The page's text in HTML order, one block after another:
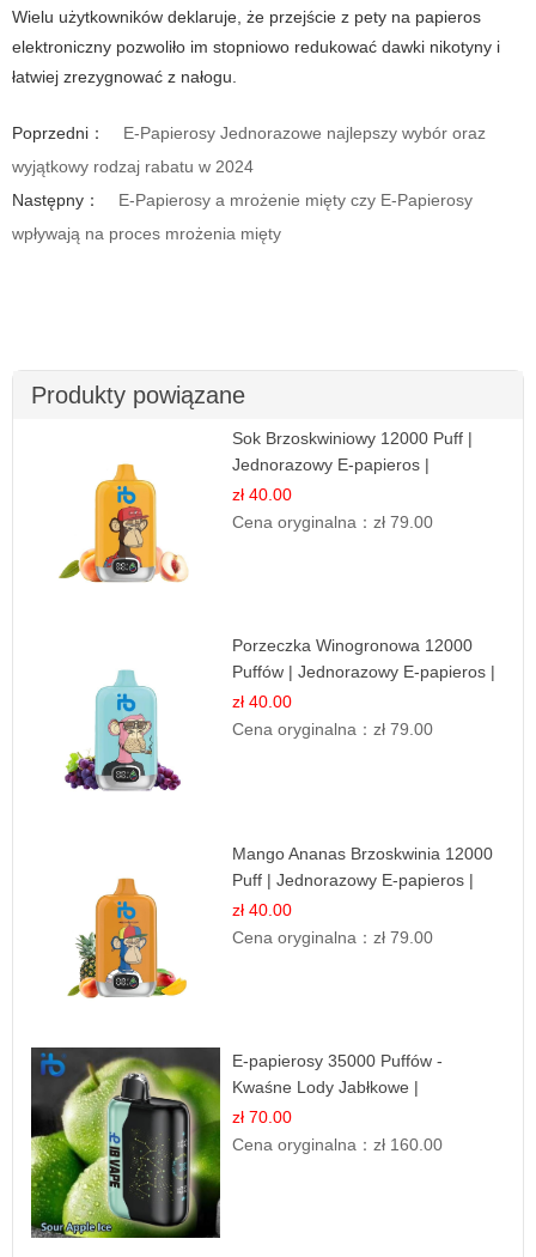
Wielu użytkowników deklaruje, że przejście z pety na papieros
elektroniczny pozwoliło im stopniowo redukować dawki nikotyny i
łatwiej zrezygnować z nałogu.
Poprzedni：
E-Papierosy Jednorazowe najlepszy wybór oraz
wyjątkowy rodzaj rabatu w 2024
Następny：
E-Papierosy a mrożenie mięty czy E-Papierosy
wpływają na proces mrożenia mięty
Produkty powiązane
Sok Brzoskwiniowy 12000 Puff |
Jednorazowy E-papieros |
Owocowy Smak
zł 40.00
Cena oryginalna：zł 79.00
Porzeczka Winogronowa 12000
Puffów | Jednorazowy E-papieros |
Owocowy Miks
zł 40.00
Cena oryginalna：zł 79.00
Mango Ananas Brzoskwinia 12000
Puff | Jednorazowy E-papieros |
Tropikalny Smak
zł 40.00
Cena oryginalna：zł 79.00
E-papierosy 35000 Puffów -
Kwaśne Lody Jabłkowe |
Orzeźwiający Smak
zł 70.00
Cena oryginalna：zł 160.00